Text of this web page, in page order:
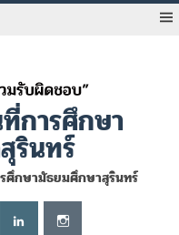
การศึกษา
รินทร์
ศึกษามัธยมศึกษาสุรินทร์